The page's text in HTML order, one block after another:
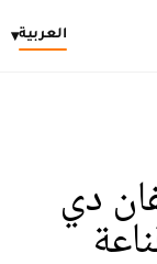
العربية▾
دي